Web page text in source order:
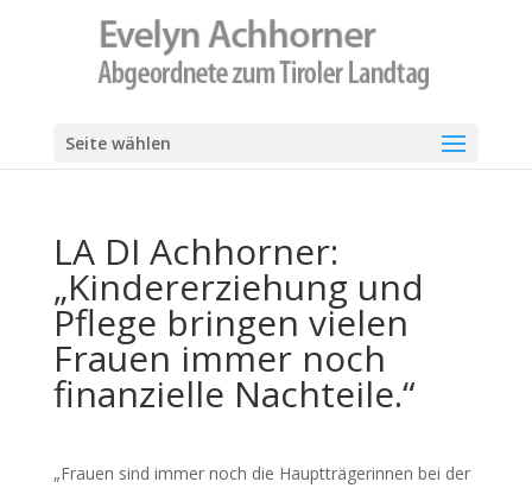
Seite wählen
LA DI Achhorner:
„Kindererziehung und
Pflege bringen vielen
Frauen immer noch
finanzielle Nachteile.“
„Frauen sind immer noch die Hauptträgerinnen bei der